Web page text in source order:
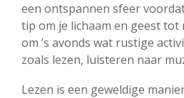
een ontspannen sfeer
tip om je lichaam en geest
om ’s avonds wat rustige
zoals lezen, luisteren naar
Lezen is een geweldige